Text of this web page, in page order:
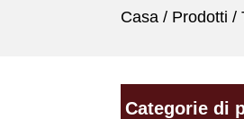
Casa / Prodotti /
Categorie di